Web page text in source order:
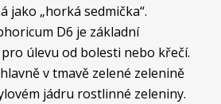
jako „horká sedmička“.
D6 je základní
úlevu od bolesti nebo křečí.
v tmavě zelené zelenině
jádru rostlinné zeleniny.